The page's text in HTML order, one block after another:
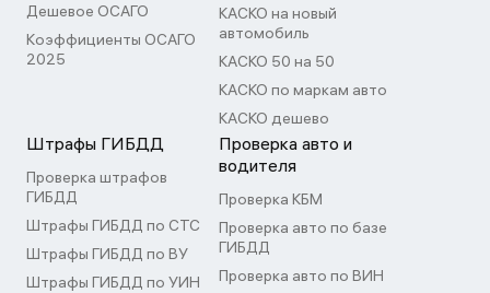
Дешевое ОСАГО
Коэффициенты ОСАГО
2025
КАСКО на новый
автомобиль
КАСКО 50 на 50
КАСКО по маркам авто
КАСКО дешево
Штрафы ГИБДД
Проверка штрафов
ГИБДД
Штрафы ГИБДД по СТС
Штрафы ГИБДД по ВУ
Штрафы ГИБДД по УИН
Проверка авто и
водителя
Проверка КБМ
Проверка авто по базе
ГИБДД
Проверка авто по ВИН